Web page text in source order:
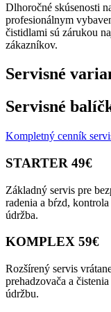
Dlhoročné skúsenosti
profesionálnym
čistidlami sú zárukou
zákazníkov.
Servisné
Servisné
Kompletný cenník
STARTER 49€
Základný servis pre
radenia a bŕzd,
údržba.
KOMPLEX 59€
Rozšírený servis
prehadzovača a
údržbu.